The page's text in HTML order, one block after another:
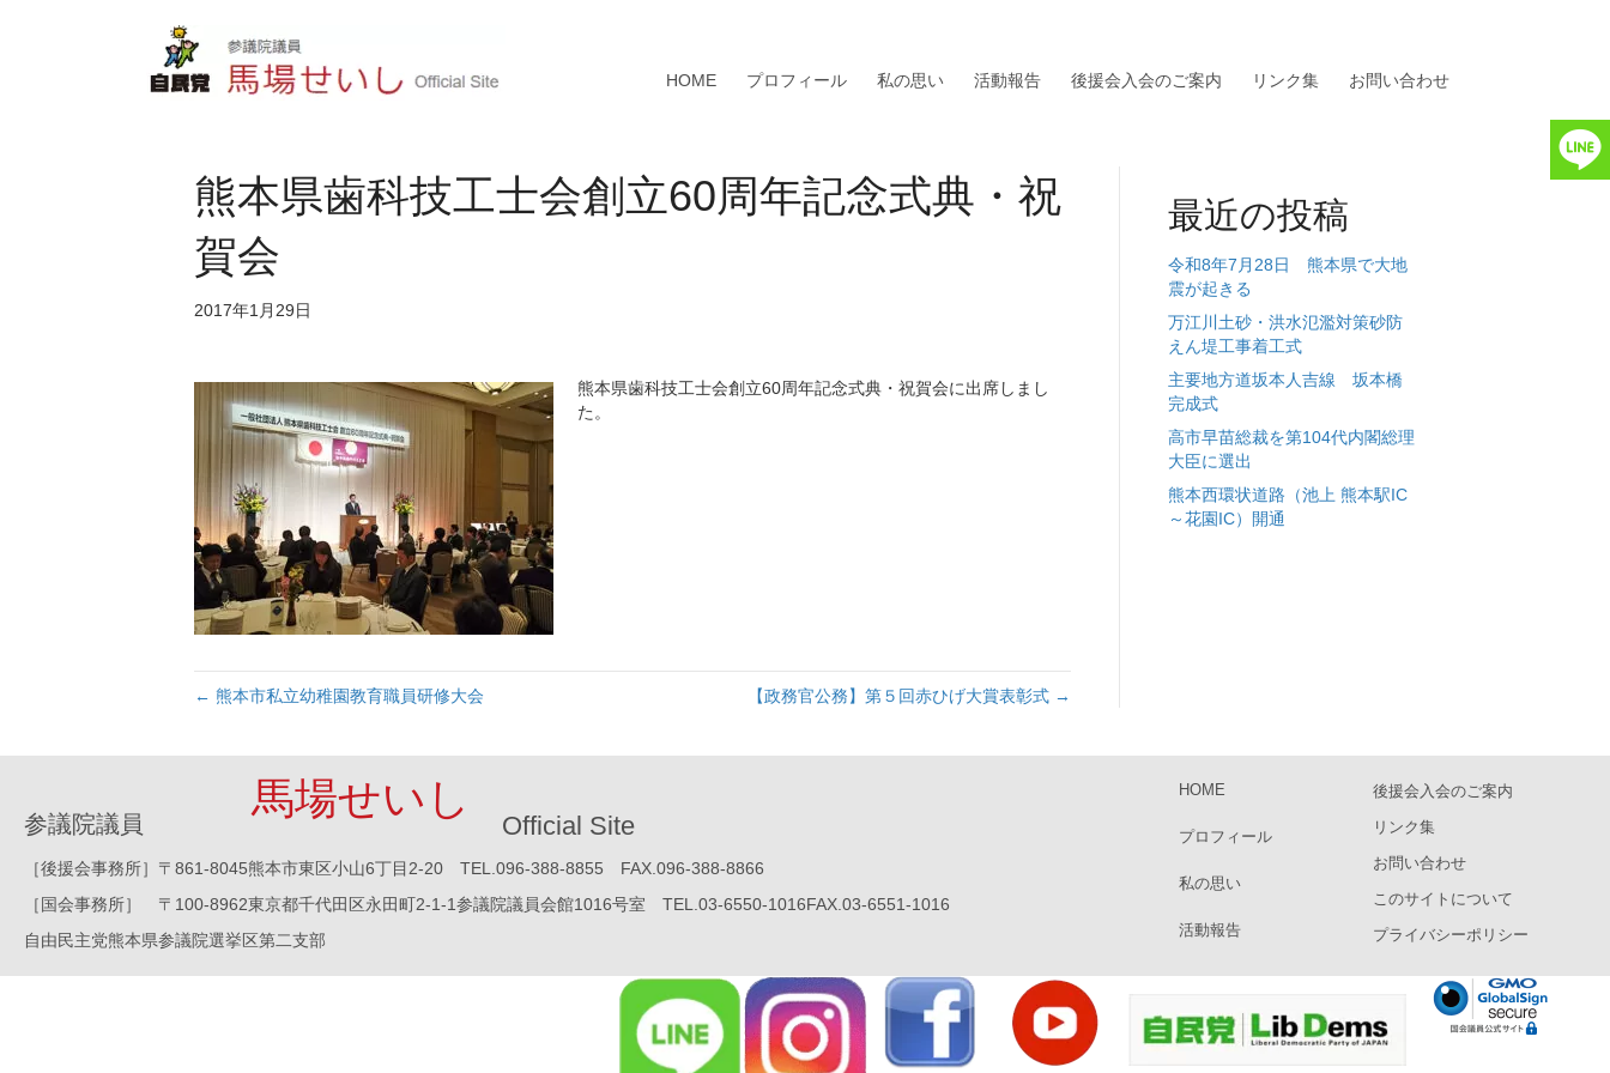
HOME プロフィール 私の思い 活動報告 後援会入会のご案内 リンク集 お問い合わせ
熊本県歯科技工士会創立60周年記念式典・祝
賀会
2017年1月29日
熊本県歯科技工士会創立60周年記念式典・祝賀会に出席しまし
た。
← 熊本市私立幼稚園教育職員研修大会 【政務官公務】第５回赤ひげ大賞表彰式 →
最近の投稿
令和8年7月28日 熊本県で大地
震が起きる
万江川土砂・洪水氾濫対策砂防
えん堤工事着工式
主要地方道坂本人吉線 坂本橋
完成式
高市早苗総裁を第104代内閣総理
大臣に選出
熊本西環状道路（池上 熊本駅IC
～花園IC）開通
参議院議員
馬場せいし
Official Site
［後援会事務所］〒861-8045熊本市東区小山6丁目2-20 TEL.096-388-8855 FAX.096-388-8866
［国会事務所］ 〒100-8962東京都千代田区永田町2-1-1参議院議員会館1016号室 TEL.03-6550-1016FAX.03-6551-1016
自由民主党熊本県参議院選挙区第二支部
HOME
プロフィール
私の思い
活動報告
後援会入会のご案内
リンク集
お問い合わせ
このサイトについて
プライバシーポリシー